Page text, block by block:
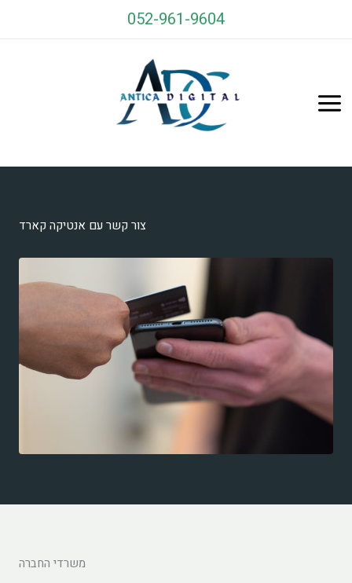
052-961-9604
צור קשר עם אנטיקה קארד
משרדי החברה